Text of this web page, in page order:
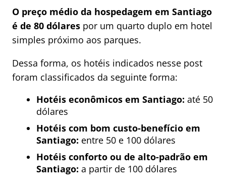
O preço médio da hospedagem em Santiago
é de 80 dólares por um quarto duplo em hotel
simples próximo aos parques.
Dessa forma, os hotéis indicados nesse post
foram classificados da seguinte forma:
Hotéis econômicos em Santiago: até 50
dólares
Hotéis com bom custo-benefício em
Santiago: entre 50 e 100 dólares
Hotéis conforto ou de alto-padrão em
Santiago: a partir de 100 dólares